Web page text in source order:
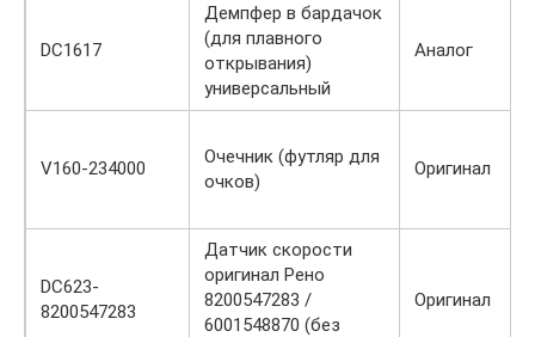
DC1617
Демпфер в бардачок
(для плавного
открывания)
универсальный
Аналог
V160-234000
Очечник (футляр для
очков)
Оригинал
DC623-
8200547283
Датчик скорости
оригинал Рено
8200547283 /
6001548870 (без
Оригинал